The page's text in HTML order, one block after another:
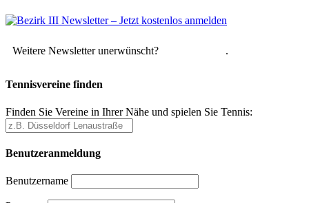
Weitere Newsletter unerwünscht? .
Tennisvereine finden
Finden Sie Vereine in Ihrer Nähe und spielen Sie Tennis:
Benutzeranmeldung
Benutzername